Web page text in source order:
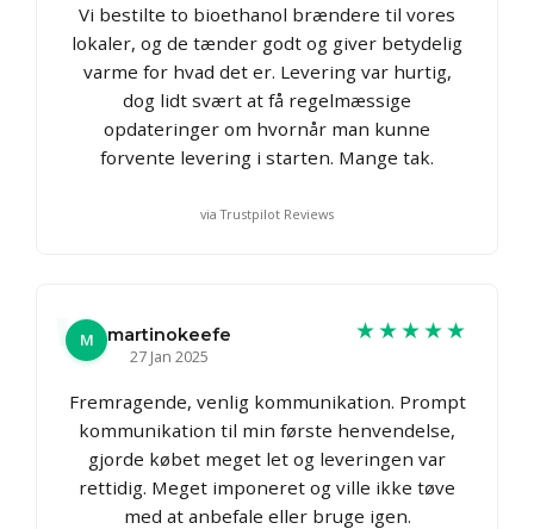
Vi bestilte to bioethanol brændere til vores
lokaler, og de tænder godt og giver betydelig
varme for hvad det er. Levering var hurtig,
dog lidt svært at få regelmæssige
opdateringer om hvornår man kunne
forvente levering i starten. Mange tak.
via Trustpilot Reviews
M
martinokeefe
27 Jan 2025
★★★★★
Fremragende, venlig kommunikation. Prompt
kommunikation til min første henvendelse,
gjorde købet meget let og leveringen var
rettidig. Meget imponeret og ville ikke tøve
med at anbefale eller bruge igen.